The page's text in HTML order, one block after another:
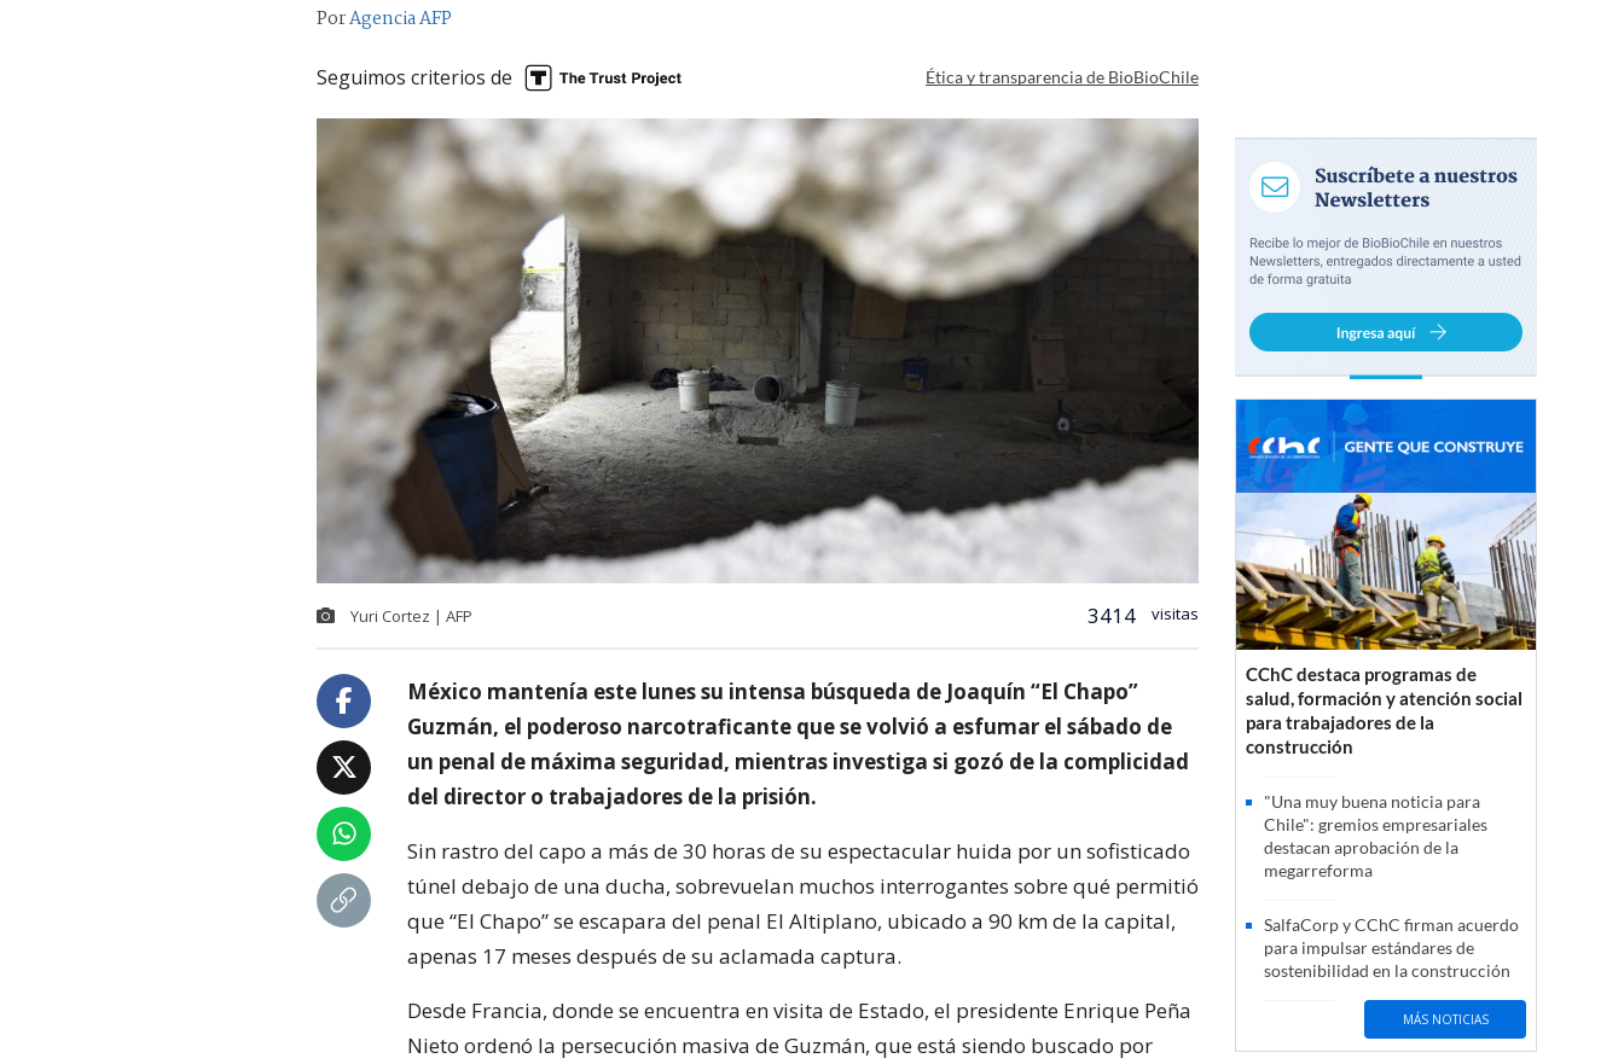
PorAgencia AFP
Seguimos criterios de Ética y transparencia de BioBioChile
Yuri Cortez | AFP 3414 visitas
México mantenía este lunes su intensa búsqueda de Joaquín “El Chapo”
Guzmán, el poderoso narcotraficante que se volvió a esfumar el sábado de
un penal de máxima seguridad, mientras investiga si gozó de la complicidad
del director o trabajadores de la prisión.
Sin rastro del capo a más de 30 horas de su espectacular huida por un sofisticado
túnel debajo de una ducha, sobrevuelan muchos interrogantes sobre qué permitió
que “El Chapo” se escapara del penal El Altiplano, ubicado a 90 km de la capital,
apenas 17 meses después de su aclamada captura.
Desde Francia, donde se encuentra en visita de Estado, el presidente Enrique Peña
Nieto ordenó la persecución masiva de Guzmán, que está siendo buscado por
CChC destaca programas de
salud, formación y atención social
para trabajadores de la
construcción
"Una muy buena noticia para
Chile": gremios empresariales
destacan aprobación de la
megarreforma
SalfaCorp y CChC firman acuerdo
para impulsar estándares de
sostenibilidad en la construcción
MÁS NOTICIAS